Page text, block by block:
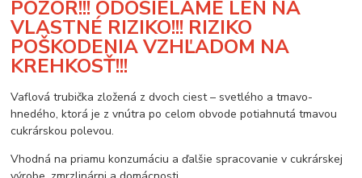
POZOR!!! ODOSIELAME LEN NA
VLASTNÉ RIZIKO!!! RIZIKO
POŠKODENIA VZHĽADOM NA
KREHKOSŤ!!!
Vaflová trubička zložená z dvoch ciest – svetlého a tmavo-
hnedého, ktorá je z vnútra po celom obvode potiahnutá tmavou
cukrárskou polevou.
Vhodná na priamu konzumáciu a ďalšie spracovanie v cukrárskej